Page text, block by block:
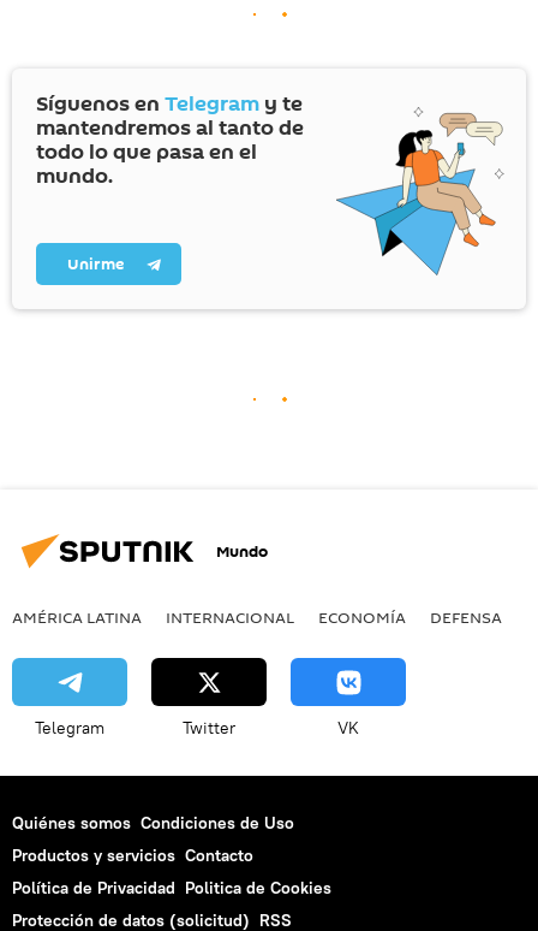
Síguenos en Telegram y te
mantendremos al tanto de
todo lo que pasa en el
mundo.
Unirme
Mundo
AMÉRICA LATINA INTERNACIONAL ECONOMÍA DEFENSA
Telegram Twitter VK
Quiénes somos Condiciones de Uso
Productos y servicios Contacto
Política de Privacidad Politica de Cookies
Protección de datos (solicitud) RSS